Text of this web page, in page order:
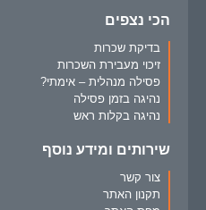
הכי נצפים
בדיקת שכרות
זיכוי מעבירת השכרות
פסילה מנהלית – אימתי?
נהיגה בזמן פסילה
נהיגה בקלות ראש
שירותים ומידע נוסף
צור קשר
תקנון האתר